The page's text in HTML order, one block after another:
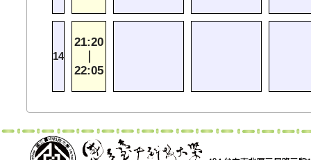
14
21:20
22:05